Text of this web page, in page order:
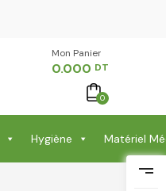
Mon Panier -
0.000 DT
0
Hygiène Matériel